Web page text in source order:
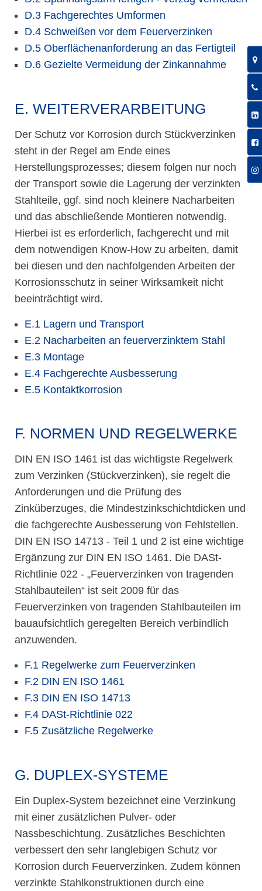
D.3 Fachgerechtes Umformen
D.4 Schweißen vor dem Feuerverzinken
D.5 Oberflächenanforderung an das Fertigteil
D.6 Gezielte Vermeidung der Zinkannahme
E. WEITERVERARBEITUNG
Der Schutz vor Korrosion durch Stückverzinken
steht in der Regel am Ende eines
Herstellungsprozesses; diesem folgen nur noch
der Transport sowie die Lagerung der verzinkten
Stahlteile, ggf. sind noch kleinere Nacharbeiten
und das abschließende Montieren notwendig.
Hierbei ist es erforderlich, fachgerecht und mit
dem notwendigen Know-How zu arbeiten, damit
bei diesen und den nachfolgenden Arbeiten der
Korrosionsschutz in seiner Wirksamkeit nicht
beeinträchtigt wird.
E.1 Lagern und Transport
E.2 Nacharbeiten an feuerverzinktem Stahl
E.3 Montage
E.4 Fachgerechte Ausbesserung
E.5 Kontaktkorrosion
F. NORMEN UND REGELWERKE
DIN EN ISO 1461 ist das wichtigste Regelwerk
zum Verzinken (Stückverzinken), sie regelt die
Anforderungen und die Prüfung des
Zinküberzuges, die Mindestzinkschichtdicken und
die fachgerechte Ausbesserung von Fehlstellen.
DIN EN ISO 14713 - Teil 1 und 2 ist eine wichtige
Ergänzung zur DIN EN ISO 1461. Die DASt-
Richtlinie 022 - „Feuerverzinken von tragenden
Stahlbauteilen“ ist seit 2009 für das
Feuerverzinken von tragenden Stahlbauteilen im
bauaufsichtlich geregelten Bereich verbindlich
anzuwenden.
F.1 Regelwerke zum Feuerverzinken
F.2 DIN EN ISO 1461
F.3 DIN EN ISO 14713
F.4 DASt-Richtlinie 022
F.5 Zusätzliche Regelwerke
G. DUPLEX-SYSTEME
Ein Duplex-System bezeichnet eine Verzinkung
mit einer zusätzlichen Pulver- oder
Nassbeschichtung. Zusätzliches Beschichten
verbessert den sehr langlebigen Schutz vor
Korrosion durch Feuerverzinken. Zudem können
verzinkte Stahlkonstruktionen durch eine